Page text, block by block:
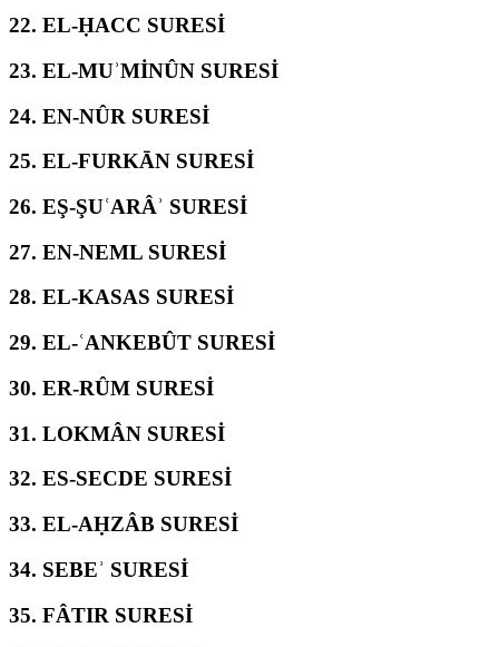
22. EL-ḤACC SURESİ
23. EL-MUʾMİNÛN SURESİ
24. EN-NÛR SURESİ
25. EL-FURKĀN SURESİ
26. EŞ-ŞUʿARÂʾ SURESİ
27. EN-NEML SURESİ
28. EL-KASAS SURESİ
29. EL-ʿANKEBÛT SURESİ
30. ER-RÛM SURESİ
31. LOKMÂN SURESİ
32. ES-SECDE SURESİ
33. EL-AḤZÂB SURESİ
34. SEBEʾ SURESİ
35. FÂTIR SURESİ